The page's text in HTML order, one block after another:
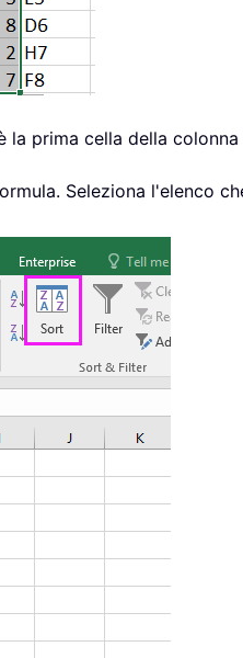
la prima cella della
Seleziona l'elenco